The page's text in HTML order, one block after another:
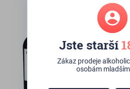
Barista -
Zboží není skladem
Jste starší
Zákaz prodeje
osobám